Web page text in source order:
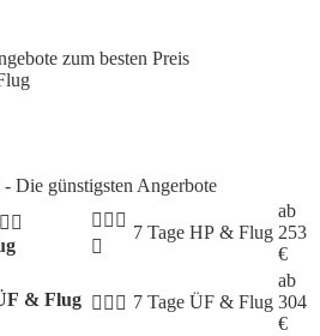
zum besten Preis
Die günstigsten Angerbote
7 Tage HP & Flug
ab
253
€
& Flug 7 Tage ÜF & Flug
ab
304
€